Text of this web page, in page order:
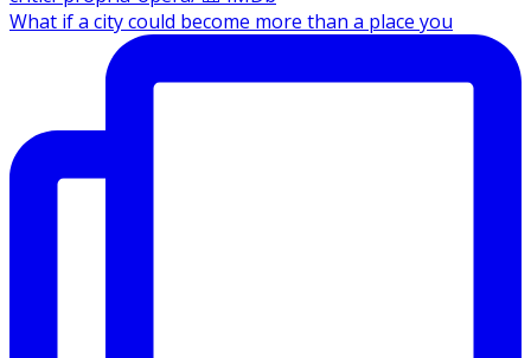
What if a city could become more than a place you